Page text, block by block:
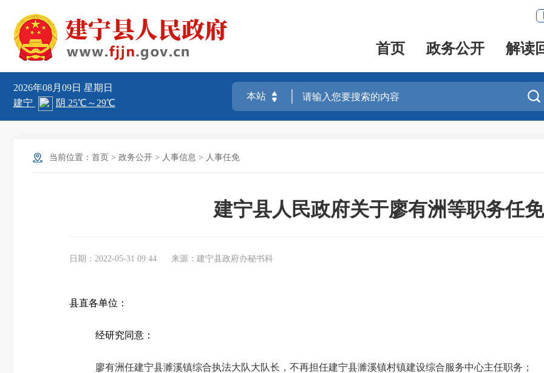
首页 政务公开 解读
2026年08月09日 星期日

当前位置： 首页 > 政务公开 > 人事信息 > 人事任免
建宁县人民政府关于廖有洲等职务任
日期：2022-05-31 09:44 来源：建宁县政府办秘书科
县直各单位：
经研究同意：
廖有洲任建宁县濉溪镇综合执法大队大队长，不再担任建宁县濉溪镇村镇建设综合服务中心主任职务；